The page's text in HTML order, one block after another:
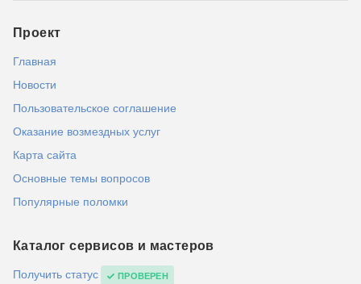
Проект
Главная
Новости
Пользовательское соглашение
Оказание возмездных услуг
Карта сайта
Основные темы вопросов
Популярные поломки
Каталог сервисов и мастеров
Получить статус ПРОВЕРЕН